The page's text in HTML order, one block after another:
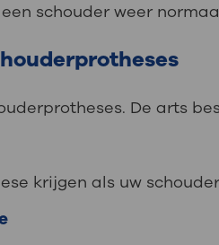
schouder weer
De arts
krijgen als uw